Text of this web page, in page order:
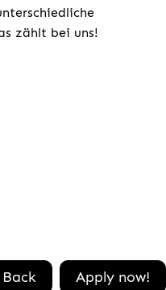
zählt bei uns!
Back Apply now!